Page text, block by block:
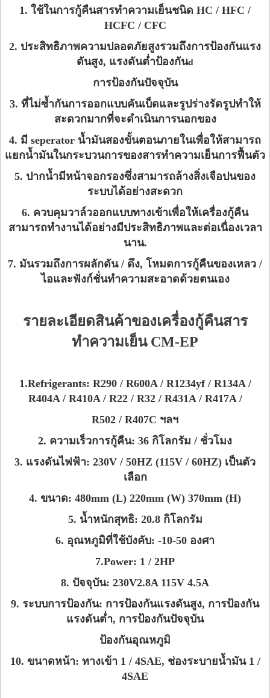
1. ใช้ในการกู้คืนสารทำความเย็นชนิด HC / HFC /
HCFC / CFC
2. ประสิทธิภาพความปลอดภัยสูงรวมถึงการป้องกันแรง
ดันสูง, แรงดันต่ำป้องกันd
การป้องกันปัจจุบัน
3. ที่ไม่ซ้ำกันการออกแบบคันเบ็ดและรูปร่างรัดรูปทำให้
สะดวกมากที่จะดำเนินการนอกของ
4. มี seperator น้ำมันสองขั้นตอนภายในเพื่อให้สามารถ
แยกน้ำมันในกระบวนการของสารทำความเย็นการฟื้นตัว
5. ปากน้ำมีหน้าจอกรองซึ่งสามารถล้างสิ่งเจือปนของ
ระบบได้อย่างสะดวก
6. ควบคุมวาล์วออกแบบทางเข้าเพื่อให้เครื่องกู้คืน
สามารถทำงานได้อย่างมีประสิทธิภาพและต่อเนื่องเวลา
นาน.
7. มันรวมถึงการผลักดัน / ดึง, โหมดการกู้คืนของเหลว /
ไอและฟังก์ชั่นทำความสะอาดด้วยตนเอง
รายละเอียดสินค้าของเครื่องกู้คืนสาร
ทำความเย็น CM-EP
1.Refrigerants: R290 / R600A / R1234yf / R134A /
R404A / R410A / R22 / R32 / R431A / R417A /
R502 / R407C ฯลฯ
2. ความเร็วการกู้คืน: 36 กิโลกรัม / ชั่วโมง
3. แรงดันไฟฟ้า: 230V / 50HZ (115V / 60HZ) เป็นตัว
เลือก
4. ขนาด: 480mm (L) 220mm (W) 370mm (H)
5. น้ำหนักสุทธิ: 20.8 กิโลกรัม
6. อุณหภูมิที่ใช้บังคับ: -10-50 องศา
7.Power: 1 / 2HP
8. ปัจจุบัน: 230V2.8A 115V 4.5A
9. ระบบการป้องกัน: การป้องกันแรงดันสูง, การป้องกัน
แรงดันต่ำ, การป้องกันปัจจุบัน
ป้องกันอุณหภูมิ
10. ขนาดหน้า: ทางเข้า 1 / 4SAE, ช่องระบายน้ำมัน 1 /
4SAE